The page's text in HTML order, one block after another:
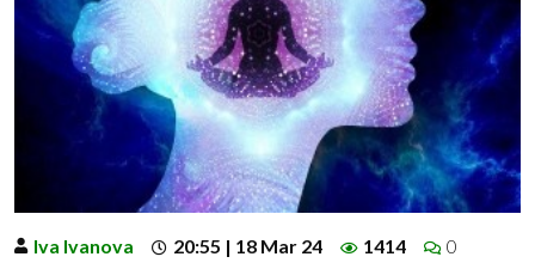
Iva Ivanova 20:55 | 18 Mar 24 1414 0